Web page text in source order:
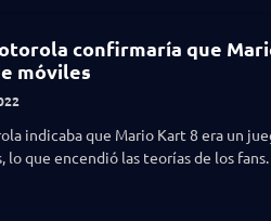
confirmaría que
móviles
indicaba que Mario Kart 8 era un
lo que encendió las teorías de los fans.